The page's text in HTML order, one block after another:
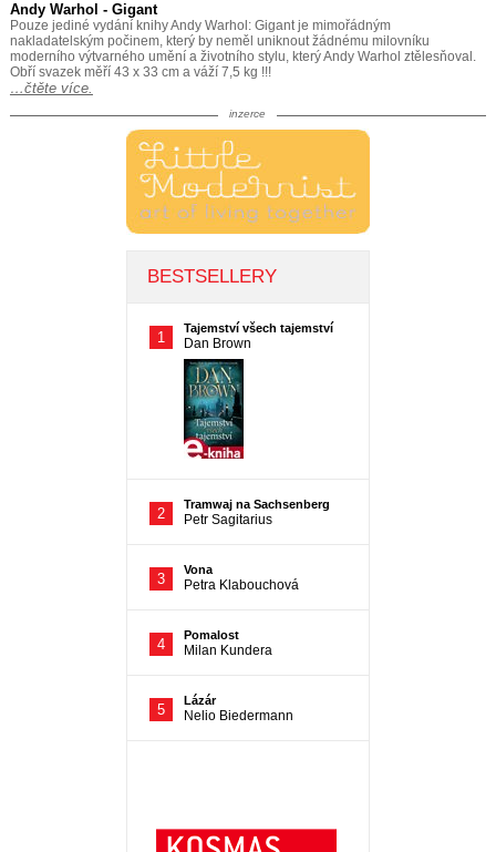
Andy Warhol - Gigant
Pouze jediné vydání knihy Andy Warhol: Gigant je mimořádným
nakladatelským počinem, který by neměl uniknout žádnému milovníku
moderního výtvarného umění a životního stylu, který Andy Warhol ztělesňoval.
Obří svazek měří 43 x 33 cm a váží 7,5 kg !!!
…čtěte více.
inzerce